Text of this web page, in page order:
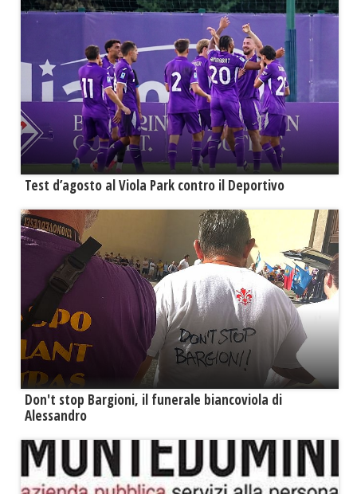
Test d’agosto al Viola Park contro il Deportivo
Don't stop Bargioni, il funerale biancoviola di
Alessandro